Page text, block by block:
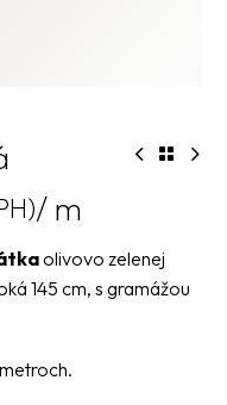
/ m
olivovo zelenej
145 cm, s gramážou